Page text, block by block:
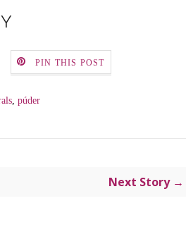
PIN THIS POST
, púder
Next Story →